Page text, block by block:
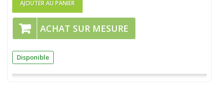
AJOUTER AU PANIER
ACHAT SUR MESURE
Disponible